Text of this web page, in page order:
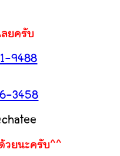
ลยครับ
9488
3458
ยนะครับ^^